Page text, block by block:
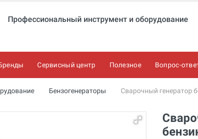
Профессиональный инструмент и оборудование
Сервисный центр Полезное Вопрос-
Бензогенераторы Сварочный генератор